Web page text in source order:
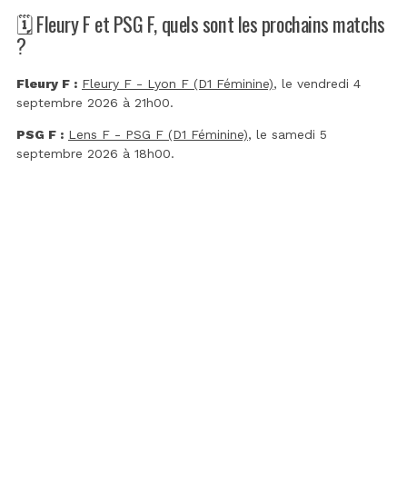
🗓️ Fleury F et PSG F, quels sont les prochains matchs
?
Fleury F : Fleury F - Lyon F (D1 Féminine), le vendredi 4
septembre 2026 à 21h00.
PSG F : Lens F - PSG F (D1 Féminine), le samedi 5
septembre 2026 à 18h00.